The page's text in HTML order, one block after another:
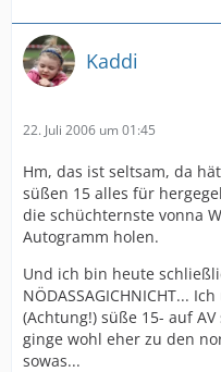
Kaddi
22. Juli 2006 um 01:45
Hm, das ist seltsam, da
süßen 15 alles für
die schüchternste vonna
Autogramm holen.
Und ich bin heute
NÖDASSAGICHNICHT...
(Achtung!) süße 15- auf
ginge wohl eher zu den
sowas...